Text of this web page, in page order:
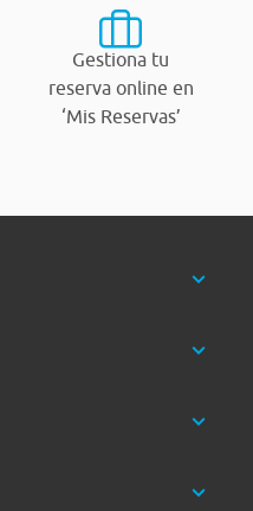
Gestiona tu
reserva online en
‘Mis Reservas’